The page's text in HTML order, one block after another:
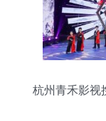
杭州青禾影视